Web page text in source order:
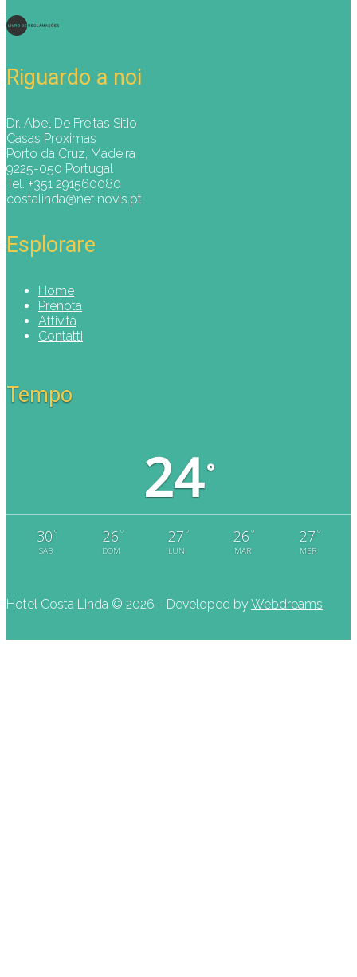
Riguardo a noi
Dr. Abel De Freitas Sitio
Casas Proximas
Porto da Cruz, Madeira
9225-050 Portugal
Tel. +351 291560080
costalinda@net.novis.pt
Esplorare
Home
Prenota
Attività
Contatti
Tempo
24°
30 °
SAB
26 °
DOM
27 °
LUN
26 °
MAR
27 °
MER
Hotel Costa Linda © 2026 - Developed by Webdreams